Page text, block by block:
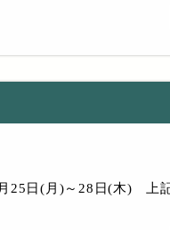
25日(月)～28日(木) 上